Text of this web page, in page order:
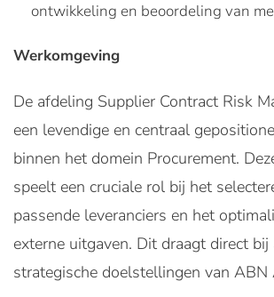
ontwikkeling en beoordeling van
Werkomgeving
De afdeling Supplier Contract Risk
een levendige en centraal
binnen het domein Procurement.
speelt een cruciale rol bij het
passende leveranciers en het
externe uitgaven. Dit draagt direct bij
strategische doelstellingen van ABN